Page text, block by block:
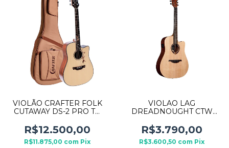
VIOLÃO CRAFTER FOLK
CUTAWAY DS-2 PRO TB
R$12.500,00
R$11.875,00 com Pix
VIOLAO LAG
DREADNOUGHT CTW
T70DCE NATURAL
R$3.790,00
R$3.600,50 com Pix